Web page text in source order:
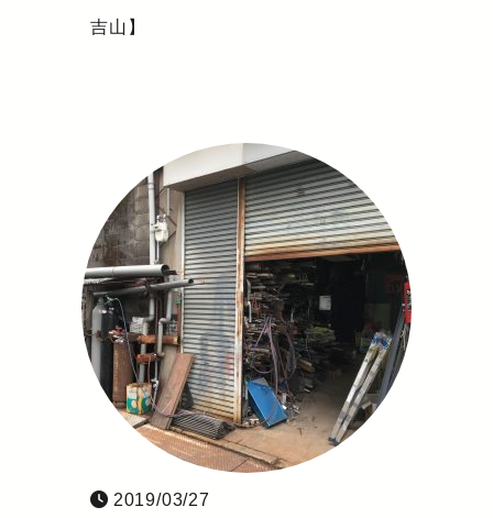
吉山】
2019/03/27